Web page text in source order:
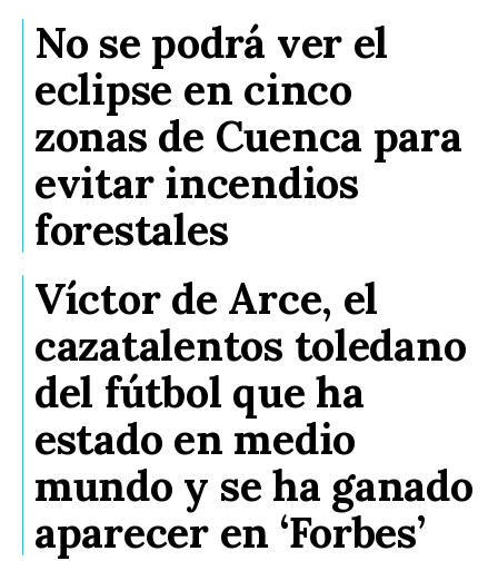
No se podrá ver el
eclipse en cinco
zonas de Cuenca para
evitar incendios
forestales
Víctor de Arce, el
cazatalentos toledano
del fútbol que ha
estado en medio
mundo y se ha ganado
aparecer en ‘Forbes’